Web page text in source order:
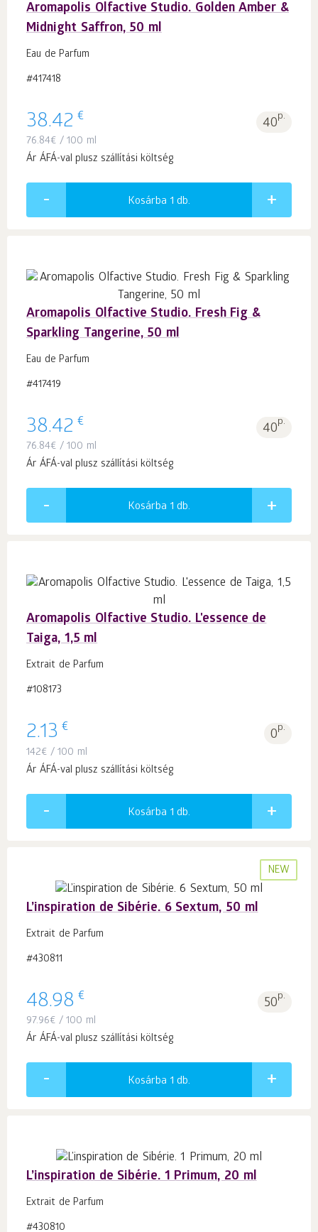
Aromapolis Olfactive Studio. Golden Amber &
Midnight Saffron, 50 ml
Eau de Parfum
#417418
38.42 € 40p.
76.84€ / 100 ml
Ár ÁFÁ-val plusz szállítási költség
Kosárba 1 db.
Aromapolis Olfactive Studio. Fresh Fig &
Sparkling Tangerine, 50 ml
Eau de Parfum
#417419
38.42 € 40p.
76.84€ / 100 ml
Ár ÁFÁ-val plusz szállítási költség
Kosárba 1 db.
Aromapolis Olfactive Studio. L'essence de
Taiga, 1,5 ml
Extrait de Parfum
#108173
2.13 € 0p.
142€ / 100 ml
Ár ÁFÁ-val plusz szállítási költség
Kosárba 1 db.
NEW
L’inspiration de Sibérie. 6 Sextum, 50 ml
Extrait de Parfum
#430811
48.98 € 50p.
97.96€ / 100 ml
Ár ÁFÁ-val plusz szállítási költség
Kosárba 1 db.
L’inspiration de Sibérie. 1 Primum, 20 ml
Extrait de Parfum
#430810